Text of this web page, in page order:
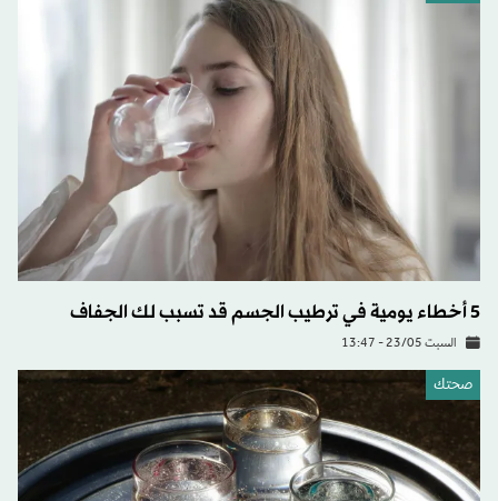
5 أخطاء يومية في ترطيب الجسم قد تسبب لك الجفاف
السبت 23/05 - 13:47
صحتك